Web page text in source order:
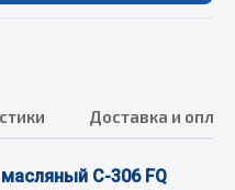
Доставка и
C-306 FQ